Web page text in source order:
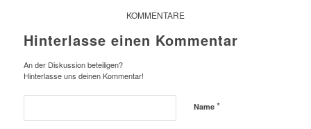
KOMMENTARE
Hinterlasse einen Kommentar
An der Diskussion beteiligen?
Hinterlasse uns deinen Kommentar!
Name *